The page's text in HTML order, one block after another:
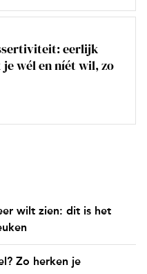
eerlijk
je wél en níét wil, zo
wilt zien: dit is het
Zo herken je